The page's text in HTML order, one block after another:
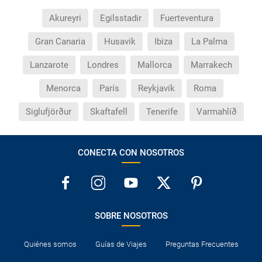
quedan excluidas de las condiciones de promoción
Akureyri Egilsstadir Fuerteventura
Gran Canaria Husavik Ibiza La Palma
Lanzarote Londres Mallorca Marrakech
Menorca París Reykjavik Roma
Siglufjörður Skaftafell Tenerife Varmahlíð
CONECTA CON NOSOTROS
SOBRE NOSOTROS
Quiénes somos Guías de Viajes Preguntas Frecuentes